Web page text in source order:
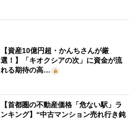
【資産10億円超・かんちさんが厳
選！】「キオクシアの次」に資金が流
れる期待の高…
【首都圏の不動産価格「危ない駅」ラ
ンキング】“中古マンション売れ行き鈍